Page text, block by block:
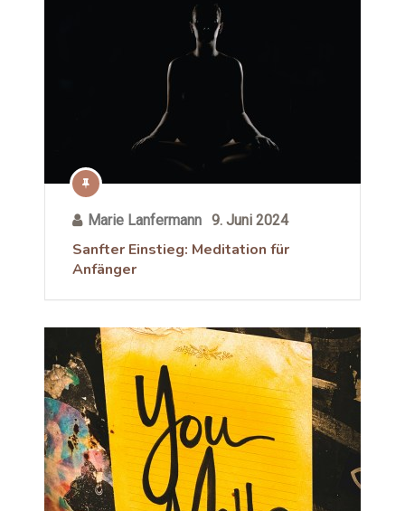
Marie Lanfermann 9. Juni 2024
Sanfter Einstieg: Meditation für
Anfänger